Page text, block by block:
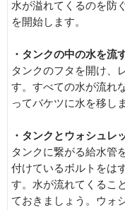
水が溢れてくるのを防
を開始します。
・タンクの中の水を流
タンクのフタを開け、
す。すべての水が流れ
ってバケツに水を移し
・タンクとウォシュレ
タンクに繋がる給水管
付けているボルトをは
す。水が流れてくるこ
ておきましょう。ウォ